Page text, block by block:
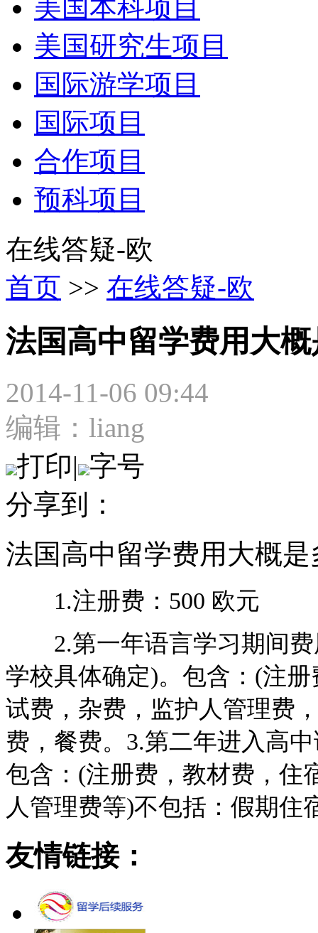
美国本科项目
美国研究生项目
国际游学项目
国际项目
合作项目
预科项目
在线答疑-欧
首页 >> 在线答疑-欧
法国高中留学费用大
2014-11-06 09:44
编辑：liang
打印| 字号
分享到：
法国高中留学费用大概是
1.注册费：500 欧元
2.第一年语言学习期间费
学校具体确定)。包含：(注
试费，杂费，监护人管理费
费，餐费。3.第二年进入高
包含：(注册费，教材费，住
人管理费等)不包括：假期
友情链接：